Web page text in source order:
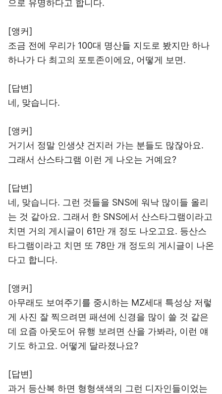
으로 유명하다고 합니다.
[앵커]
조금 전에 우리가 100대 명산들 지도로 봤지만 하나
하나가 다 최고의 포토존이에요, 어떻게 보면.
[답변]
네, 맞습니다.
[앵커]
거기서 정말 인생샷 건지러 가는 분들도 많잖아요.
그래서 산스타그램 이런 게 나오는 거예요?
[답변]
네, 맞습니다. 그런 것들을 SNS에 워낙 많이들 올리
는 것 같아요. 그래서 한 SNS에서 산스타그램이라고
치면 거의 게시글이 61만 개 정도 나오고요. 등산스
타그램이라고 치면 또 78만 개 정도의 게시글이 나온
다고 합니다.
[앵커]
아무래도 보여주기를 중시하는 MZ세대 특성상 저렇
게 사진 잘 찍으려면 패션에 신경을 많이 쓸 것 같은
데 요즘 아웃도어 유행 보려면 산을 가봐라, 이런 얘
기도 하고요. 어떻게 달라졌나요?
[답변]
과거 등산복 하면 형형색색의 그런 디자인들이었는